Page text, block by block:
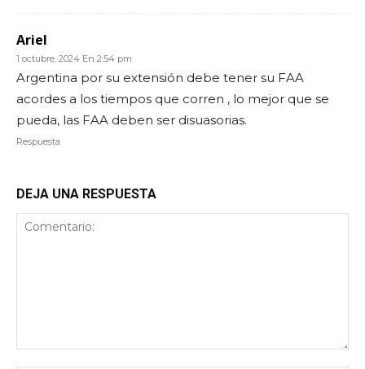
Ariel
1 octubre, 2024 En 2:54 pm
Argentina por su extensión debe tener su FAA
acordes a los tiempos que corren , lo mejor que se
pueda, las FAA deben ser disuasorias.
Respuesta
DEJA UNA RESPUESTA